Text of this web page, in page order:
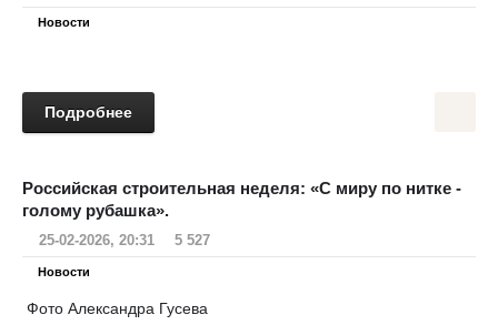
Новости
Подробнее
Российская строительная неделя: «С миру по нитке -
голому рубашка».
25-02-2026, 20:31 5 527
Новости
Фото Александра Гусева